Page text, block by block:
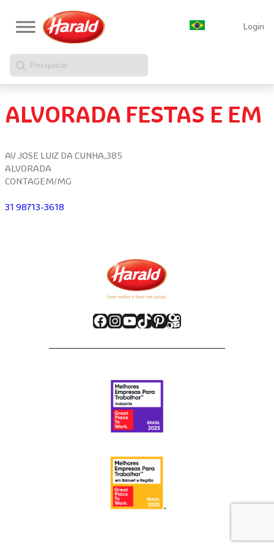
Login
Pesquisar
ALVORADA FESTAS E EM
AV JOSE LUIZ DA CUNHA,385
ALVORADA
CONTAGEM/MG
31 98713-3618
Facebook
Instagram
Youtube
TikTok
Pinterest
Kwai